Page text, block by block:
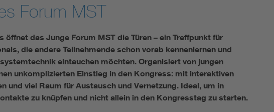
Forum MST
öffnet das Junge Forum MST die Türen – ein Treffpunkt für
die andere Teilnehmende schon vorab kennenlernen und
eintauchen möchten. Organisiert von jungen
unkomplizierten Einstieg in den Kongress: mit interaktiven
und viel Raum für Austausch und Vernetzung. Ideal, um in
zu knüpfen und nicht allein in den Kongresstag zu starten.